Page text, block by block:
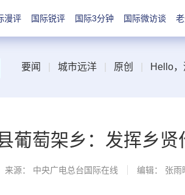
漫评 国际锐评 国际3分钟 国际微访谈
要闻 城市远洋 原创 Hello，
葡萄架乡：发挥乡
来源： 中央广电总台国际在线 编辑： 张雨